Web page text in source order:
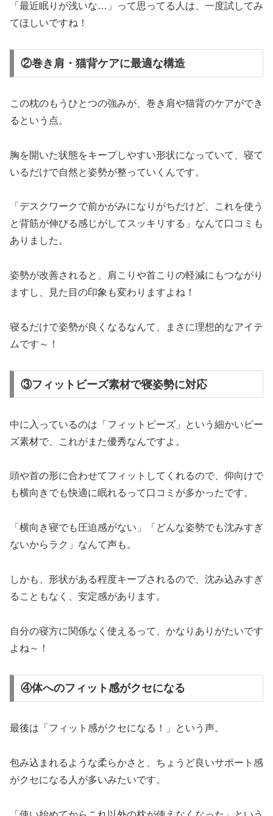
「最近眠りが浅いな…」って思ってる人は、一度試してみ
てほしいですね！
②巻き肩・猫背ケアに最適な構造
この枕のもうひとつの強みが、巻き肩や猫背のケアができ
るという点。
胸を開いた状態をキープしやすい形状になっていて、寝て
いるだけで自然と姿勢が整っていくんです。
「デスクワークで前かがみになりがちだけど、これを使う
と背筋が伸びる感じがしてスッキリする」なんて口コミも
ありました。
姿勢が改善されると、肩こりや首こりの軽減にもつながり
ますし、見た目の印象も変わりますよね！
寝るだけで姿勢が良くなるなんて、まさに理想的なアイテ
ムです～！
③フィットビーズ素材で寝姿勢に対応
中に入っているのは「フィットビーズ」という細かいビー
ズ素材で、これがまた優秀なんですよ。
頭や首の形に合わせてフィットしてくれるので、仰向けで
も横向きでも快適に眠れるって口コミが多かったです。
「横向き寝でも圧迫感がない」「どんな姿勢でも沈みすぎ
ないからラク」なんて声も。
しかも、形状がある程度キープされるので、沈み込みすぎ
ることもなく、安定感があります。
自分の寝方に関係なく使えるって、かなりありがたいです
よね～！
④体へのフィット感がクセになる
最後は「フィット感がクセになる！」という声。
包み込まれるような柔らかさと、ちょうど良いサポート感
がクセになる人が多いみたいです。